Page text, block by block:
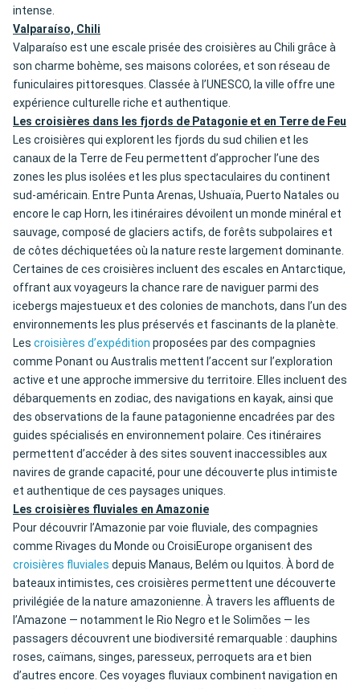
intense.
Valparaíso, Chili
Valparaíso est une escale prisée des croisières au Chili grâce à
son charme bohème, ses maisons colorées, et son réseau de
funiculaires pittoresques. Classée à l’UNESCO, la ville offre une
expérience culturelle riche et authentique.
Les croisières dans les fjords de Patagonie et en Terre de Feu
Les croisières qui explorent les fjords du sud chilien et les
canaux de la Terre de Feu permettent d’approcher l’une des
zones les plus isolées et les plus spectaculaires du continent
sud-américain. Entre Punta Arenas, Ushuaïa, Puerto Natales ou
encore le cap Horn, les itinéraires dévoilent un monde minéral et
sauvage, composé de glaciers actifs, de forêts subpolaires et
de côtes déchiquetées où la nature reste largement dominante.
Certaines de ces croisières incluent des escales en Antarctique,
offrant aux voyageurs la chance rare de naviguer parmi des
icebergs majestueux et des colonies de manchots, dans l’un des
environnements les plus préservés et fascinants de la planète.
Les croisières d’expédition proposées par des compagnies
comme Ponant ou Australis mettent l’accent sur l’exploration
active et une approche immersive du territoire. Elles incluent des
débarquements en zodiac, des navigations en kayak, ainsi que
des observations de la faune patagonienne encadrées par des
guides spécialisés en environnement polaire. Ces itinéraires
permettent d’accéder à des sites souvent inaccessibles aux
navires de grande capacité, pour une découverte plus intimiste
et authentique de ces paysages uniques.
Les croisières fluviales en Amazonie
Pour découvrir l’Amazonie par voie fluviale, des compagnies
comme Rivages du Monde ou CroisiEurope organisent des
croisières fluviales depuis Manaus, Belém ou Iquitos. À bord de
bateaux intimistes, ces croisières permettent une découverte
privilégiée de la nature amazonienne. À travers les affluents de
l’Amazone — notamment le Rio Negro et le Solimões — les
passagers découvrent une biodiversité remarquable : dauphins
roses, caïmans, singes, paresseux, perroquets ara et bien
d’autres encore. Ces voyages fluviaux combinent navigation en